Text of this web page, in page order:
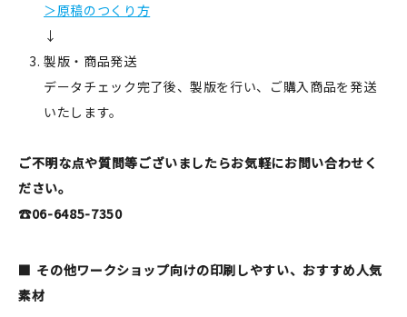
＞原稿のつくり方
↓
製版・商品発送
データチェック完了後、製版を行い、ご購入商品を発送
いたします。
ご不明な点や質問等ございましたらお気軽にお問い合わせく
ださい。
☎06-6485-7350
その他ワークショップ向けの印刷しやすい、おすすめ人気
素材